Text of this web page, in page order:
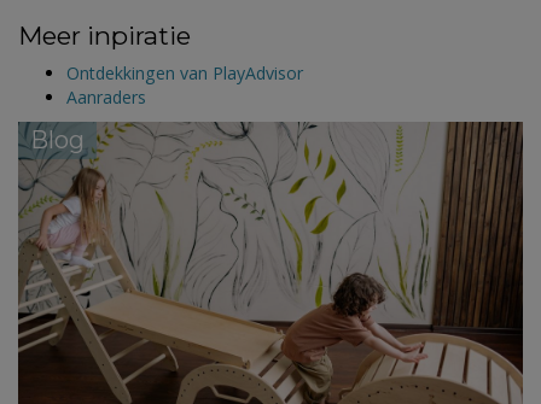
Meer inpiratie
Ontdekkingen van PlayAdvisor
Aanraders
Blog